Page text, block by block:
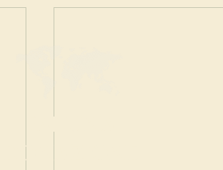
FAI UNA
DONAZIONE